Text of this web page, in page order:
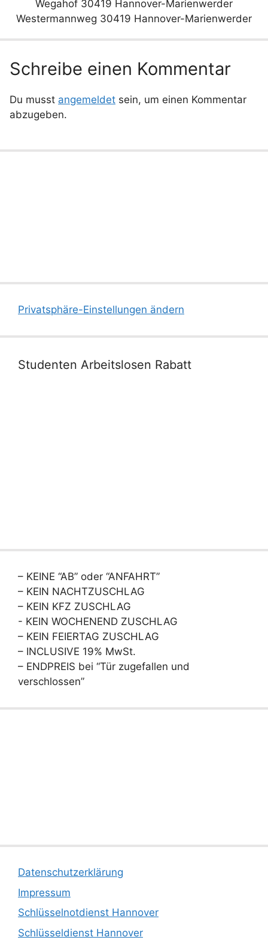
Wegahof 30419 Hannover-Marienwerder
Westermannweg 30419 Hannover-Marienwerder
Schreibe einen Kommentar
Du musst angemeldet sein, um einen Kommentar
abzugeben.
Privatsphäre-Einstellungen ändern
Studenten Arbeitslosen Rabatt
– KEINE “AB” oder “ANFAHRT”
– KEIN NACHTZUSCHLAG
– KEIN KFZ ZUSCHLAG
- KEIN WOCHENEND ZUSCHLAG
– KEIN FEIERTAG ZUSCHLAG
– INCLUSIVE 19% MwSt.
– ENDPREIS bei “Tür zugefallen und
verschlossen”
Datenschutzerklärung
Impressum
Schlüsselnotdienst Hannover
Schlüsseldienst Hannover